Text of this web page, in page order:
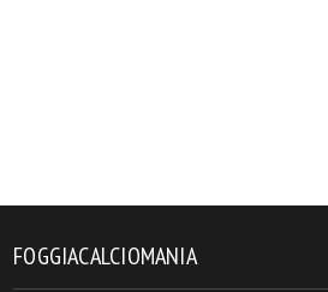
FOGGIACALCIOMANIA